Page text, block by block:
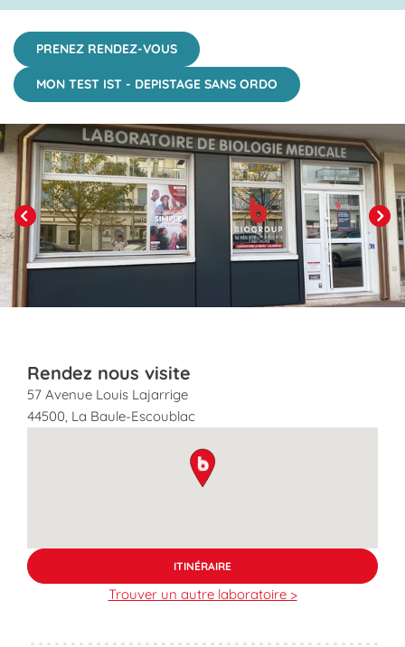
PRENEZ RENDEZ-VOUS
MON TEST IST - DEPISTAGE SANS ORDO
Previous
Next
Click to View in Slide Show
Rendez nous visite
57 Avenue Louis Lajarrige
44500, La Baule-Escoublac
map pin
ITINÉRAIRE
Trouver un autre laboratoire >